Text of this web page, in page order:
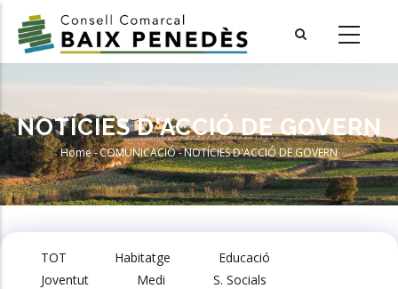
main
NOTÍCIES D'ACCIÓ DE GOVERN
Breadcrumb
Home-COMUNICACIÓ-NOTÍCIES D'ACCIÓ DE GOVERN
TOT Habitatge
Educació
Joventut
Medi
S. Socials